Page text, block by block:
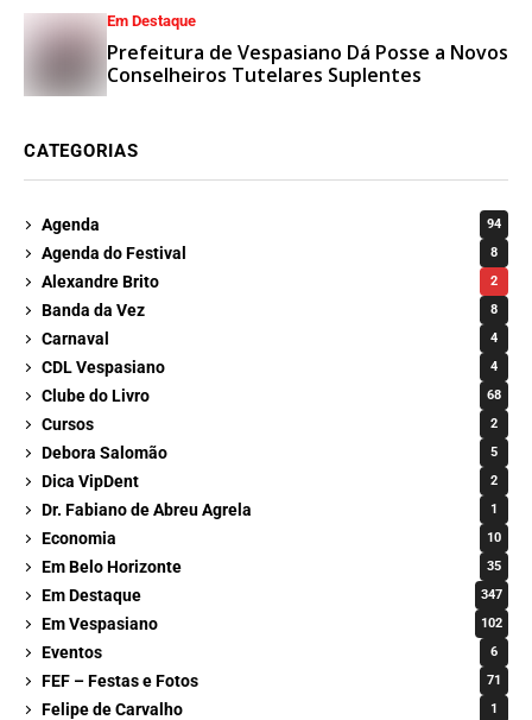
Em Destaque
Prefeitura de Vespasiano Dá Posse a Novos
Conselheiros Tutelares Suplentes
CATEGORIAS
Agenda 94
Agenda do Festival 8
Alexandre Brito 2
Banda da Vez 8
Carnaval 4
CDL Vespasiano 4
Clube do Livro 68
Cursos 2
Debora Salomão 5
Dica VipDent 2
Dr. Fabiano de Abreu Agrela 1
Economia 10
Em Belo Horizonte 35
Em Destaque 347
Em Vespasiano 102
Eventos 6
FEF – Festas e Fotos 71
Felipe de Carvalho 1